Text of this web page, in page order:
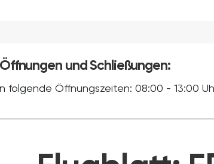
und Schließungen:
folgende Öffnungszeiten: 08:00 - 13:00